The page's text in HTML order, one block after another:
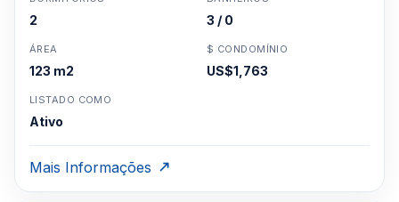
2 3 / 0
ÁREA
123 m2
$ CONDOMÍNIO
US$1,763
LISTADO COMO
Ativo
Mais Informações